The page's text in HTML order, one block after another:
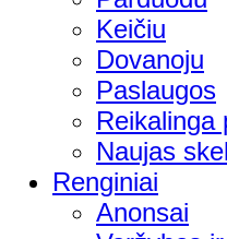
Keičiu
Dovanoju
Paslaugos
Reikalinga
Naujas
Renginiai
Anonsai